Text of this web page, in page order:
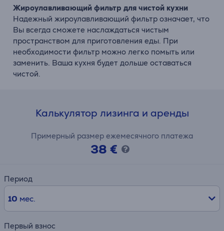
Жироулавливающий фильтр для чистой кухни
Надежный жироулавливающий фильтр означает, что
Вы всегда сможете наслаждаться чистым
пространством для приготовления еды. При
необходимости фильтр можно легко помыть или
заменить. Ваша кухня будет дольше оставаться
чистой.
Калькулятор лизинга и аренды
Примерный размер ежемесячного платежа
38 €
Период
10 мес.
Первый взнос